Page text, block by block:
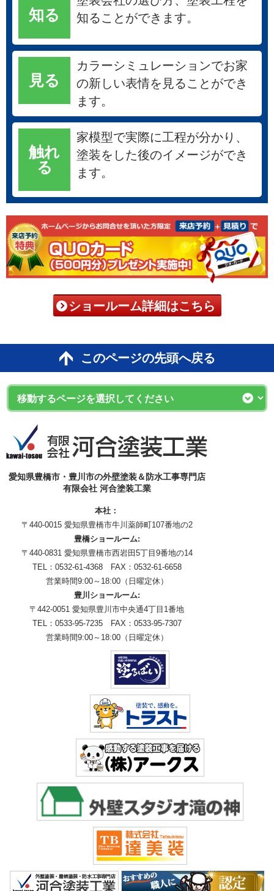
知る
知ることができます。
見る
カラーシミュレーションでお家
の新しい表情を見ることができ
ます。
触れ
る
家模型で実際に工程が分かり、
塗装をした後のイメージができ
ます。
ショールーム詳細はこちら
このページの先頭へ戻る
愛知県豊橋市・豊川市の外壁塗装＆防水工事専門店
有限会社 河合塗装工業
本社：
〒440-0015 愛知県豊橋市牛川薬師町107番地の2
豊橋ショールーム:
〒440-0831 愛知県豊橋市西岩田5丁目9番地の14
TEL：0532-61-4368 FAX：0532-61-6658
営業時間9:00～18:00（日曜定休）
豊川ショールーム:
〒442-0051 愛知県豊川市中央通4丁目1番地
TEL：0533-95-7235 FAX：0533-95-7307
営業時間9:00～18:00（日曜定休）